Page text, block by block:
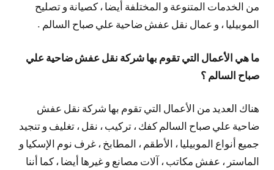
من الخدمات المتنوعة و المختلفة أيضا ، كصيانة و تصليح
الموبيليا ، و عمال نقل عفش ضاحية علي صباح السالم .
ما هي الأعمال التي تقوم بها شركة نقل عفش ضاحية علي
صباح السالم ؟
هناك العديد من الأعمال التي تقوم بها شركة نقل عفش
ضاحية علي صباح السالم كفك ، تركيب ، نقل ، تغليف و تنجيد
جميع أنواع الموبيليا ، الأطقم ، المطابخ ، غرف نوم الإسكيا و
الماستر ، عفش مكاتب ، آلات مصانع و غيرها أيضا ، كما أننا